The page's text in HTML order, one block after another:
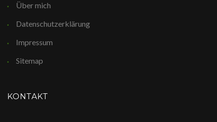
Über mich
Datenschutzerklärung
Impressum
Sitemap
KONTAKT